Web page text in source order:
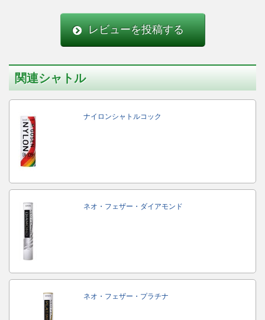
レビューを投稿する
関連シャトル
ナイロンシャトルコック
ネオ・フェザー・ダイアモンド
ネオ・フェザー・プラチナ